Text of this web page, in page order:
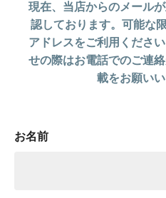
現在、当店からのメール
認しております。可能な
アドレスをご利用くださ
せの際はお電話でのご連
載をお願いい
お名前